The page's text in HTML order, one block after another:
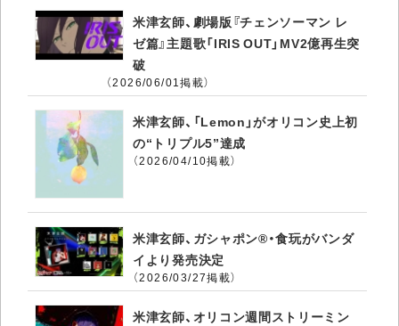
米津玄師、劇場版『チェンソーマン レ
ゼ篇』主題歌「IRIS OUT」MV2億再生突
破
（2026/06/01掲載）
米津玄師、「Lemon」がオリコン史上初
の“トリプル5”達成
（2026/04/10掲載）
米津玄師、ガシャポン®・食玩がバンダ
イより発売決定
（2026/03/27掲載）
米津玄師、オリコン週間ストリーミン